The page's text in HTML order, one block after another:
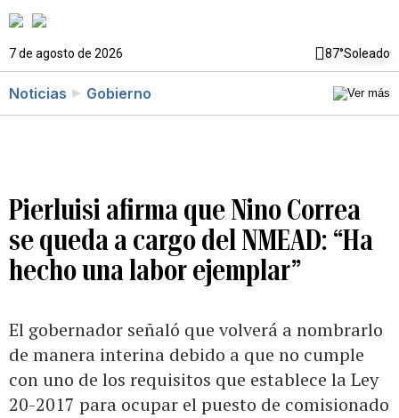
7 de agosto de 2026 87°Soleado
Noticias Gobierno
Pierluisi afirma que Nino Correa
se queda a cargo del NMEAD: “Ha
hecho una labor ejemplar”
El gobernador señaló que volverá a nombrarlo
de manera interina debido a que no cumple
con uno de los requisitos que establece la Ley
20-2017 para ocupar el puesto de comisionado